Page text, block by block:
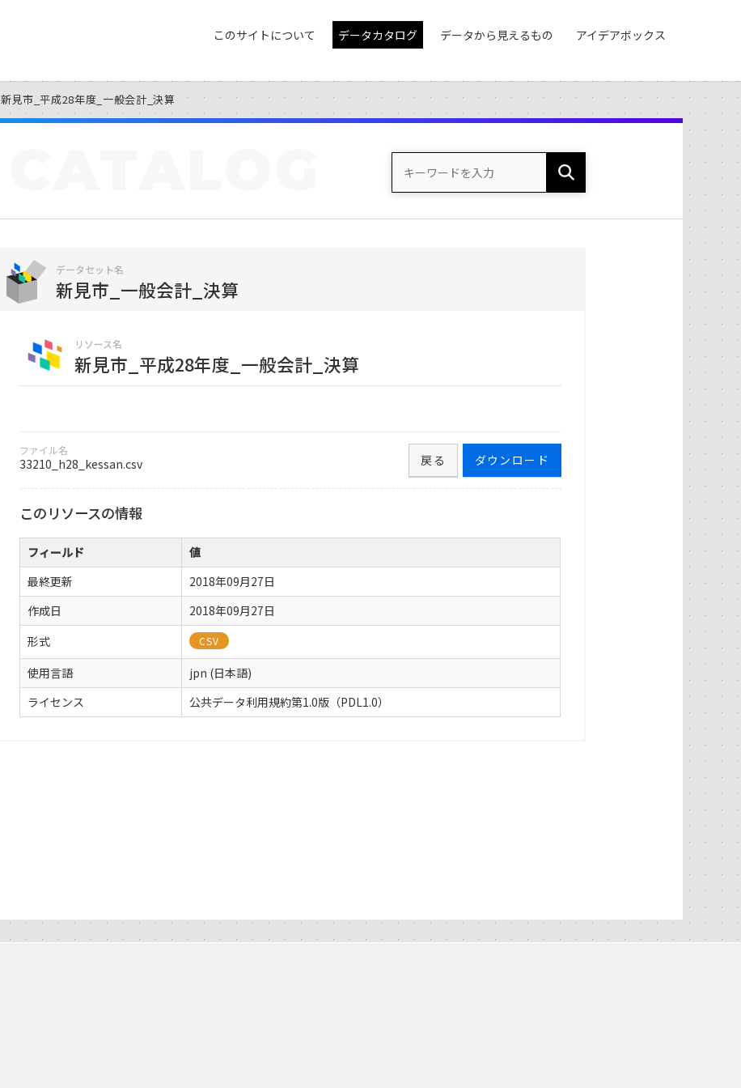
このサイトについて データカタログ データから見えるもの アイデアボックス
新見市_平成28年度_一般会計_決算
データセット名
新見市_一般会計_決算
リソース名
新見市_平成28年度_一般会計_決算
ファイル名
33210_h28_kessan.csv ダウンロード
戻る
このリソースの情報
フィールド
値
最終更新
2018年09月27日
作成日
2018年09月27日
形式
CSV
使用言語
jpn (日本語)
ライセンス
公共データ利用規約第1.0版（PDL1.0）